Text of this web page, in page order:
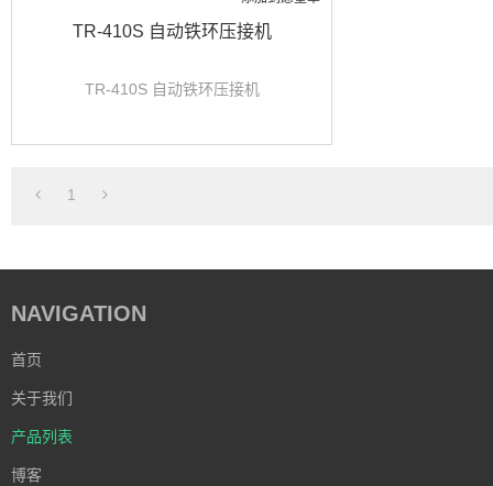
TR-410S 自动铁环压接机
TR-410S 自动铁环压接机
1
NAVIGATION
首页
关于我们
产品列表
博客